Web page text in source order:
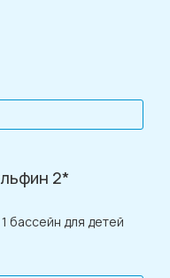
2*
бассейн для детей